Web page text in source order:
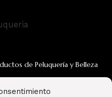
de Peluquería y Belleza